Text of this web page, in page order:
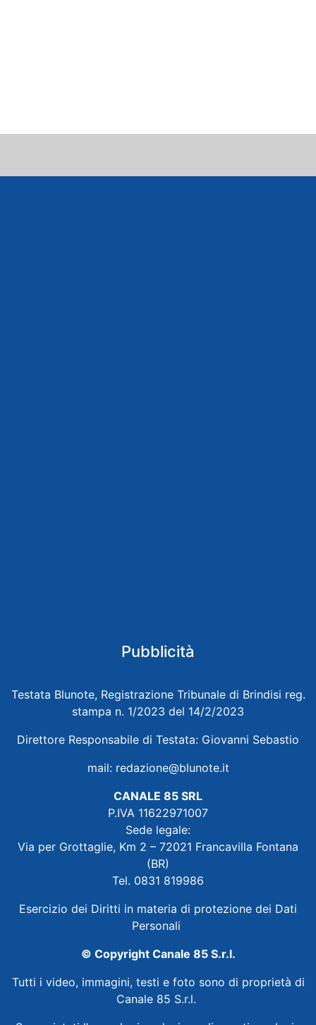
Pubblicità
Testata Blunote, Registrazione Tribunale di Brindisi reg.
stampa n. 1/2023 del 14/2/2023
Direttore Responsabile di Testata: Giovanni Sebastio
mail: redazione@blunote.it
CANALE 85 SRL
P.IVA 11622971007
Sede legale:
Via per Grottaglie, Km 2 – 72021 Francavilla Fontana
(BR)
Tel. 0831 819986
Esercizio dei Diritti in materia di protezione dei Dati
Personali
© Copyright Canale 85 S.r.l.
Tutti i video, immagini, testi e foto sono di proprietà di
Canale 85 S.r.l.